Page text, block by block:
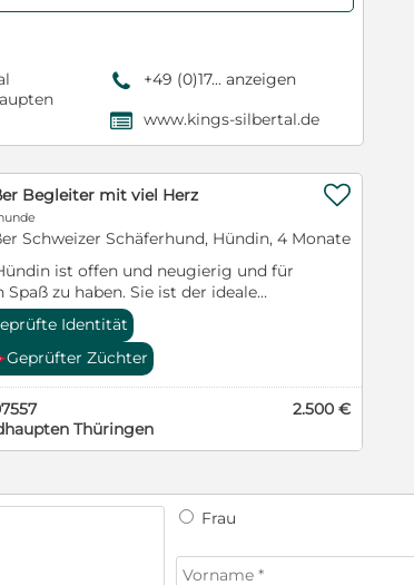
9 +49 (0)17... anzeigen
, www.kings-silbertal.de
Begleiter mit viel Herz
Schweizer Schäferhund, Hündin, 4 Monate
ist offen und neugierig und für
Spaß zu haben. Sie ist der ideale
für die Familie und in Sport und
sehr vielversprechend, wenn

Identität
Geprüfter Züchter
Thüringen
2.500 €
Frau